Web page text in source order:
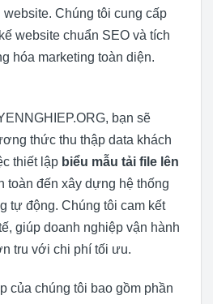
Chúng tôi cung cấp
website chuẩn SEO và tích
hóa marketing toàn diện.
bạn sẽ
thức thu thập data khách
thiết lập biểu mẫu tải file lên
toàn đến xây dựng hệ thống
tự động. Chúng tôi cam kết
giúp doanh nghiệp vận hành
tru với chi phí tối ưu.
của chúng tôi bao gồm phần